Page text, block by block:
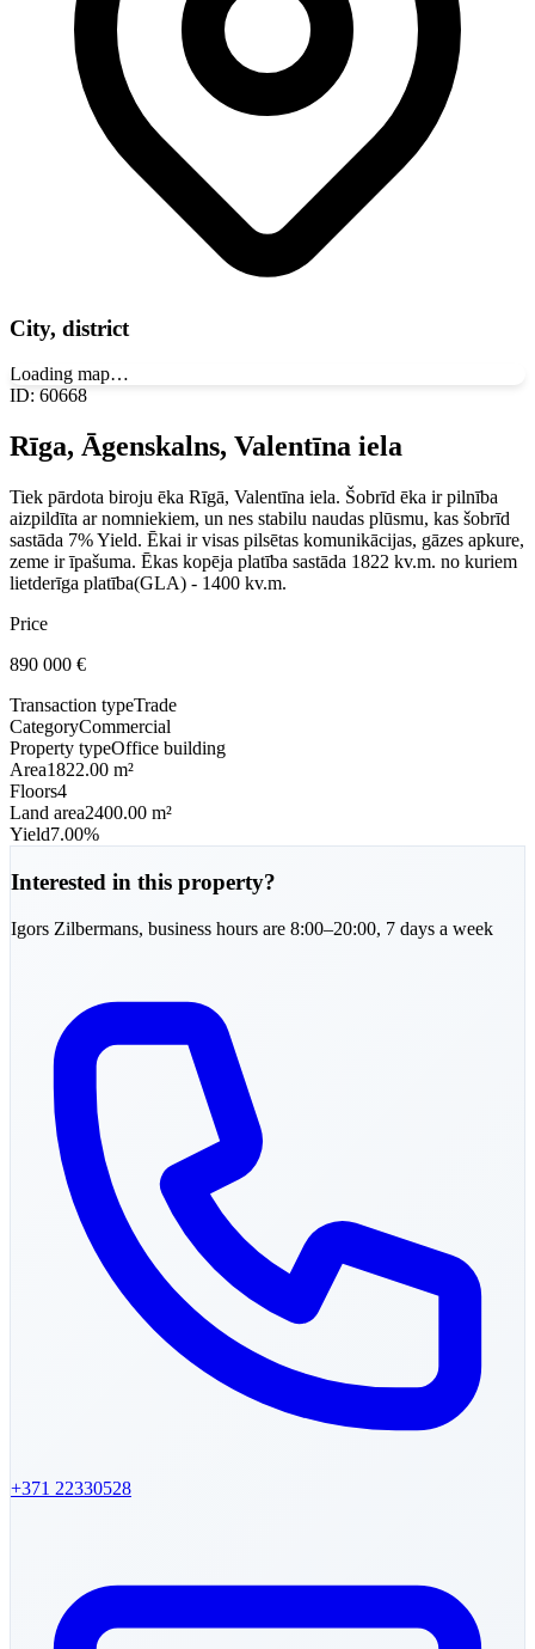
City, district
Loading map…
ID: 60668
Rīga, Āgenskalns, Valentīna iela
Tiek pārdota biroju ēka Rīgā, Valentīna iela. Šobrīd ēka ir pilnība
aizpildīta ar nomniekiem, un nes stabilu naudas plūsmu, kas šobrīd
sastāda 7% Yield. Ēkai ir visas pilsētas komunikācijas, gāzes apkure,
zeme ir īpašuma. Ēkas kopēja platība sastāda 1822 kv.m. no kuriem
lietderīga platība(GLA) - 1400 kv.m.
Price
890 000 €
Transaction typeTrade
CategoryCommercial
Property typeOffice building
Area1822.00 m²
Floors4
Land area2400.00 m²
Yield7.00%
Interested in this property?
Igors Zilbermans, business hours are 8:00–20:00, 7 days a week
+371 22330528